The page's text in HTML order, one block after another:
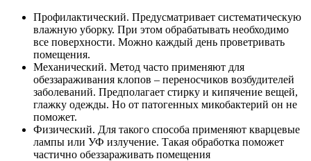
Профилактический. Предусматривает систематическую
влажную уборку. При этом обрабатывать необходимо
все поверхности. Можно каждый день проветривать
помещения.
Механический. Метод часто применяют для
обеззараживания клопов – переносчиков возбудителей
заболеваний. Предполагает стирку и кипячение вещей,
глажку одежды. Но от патогенных микобактерий он не
поможет.
Физический. Для такого способа применяют кварцевые
лампы или УФ излучение. Такая обработка поможет
частично обеззараживать помещения